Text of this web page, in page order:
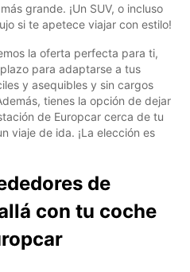
grande. ¡Un SUV, o incluso
si te apetece viajar con estilo!
la oferta perfecta para ti,
para adaptarse a tus
y asequibles y sin cargos
tienes la opción de dejar
de Europcar cerca de tu
viaje de ida. ¡La elección es
de
con tu coche